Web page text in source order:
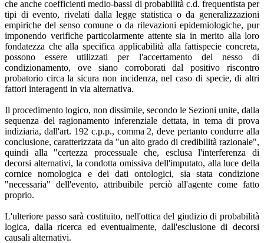
che anche coefficienti medio-bassi di probabilità c.d. frequentista per
tipi di evento, rivelati dalla legge statistica o da generalizzazioni
empiriche del senso comune o da rilevazioni epidemiologiche, pur
imponendo verifiche particolarmente attente sia in merito alla loro
fondatezza che alla specifica applicabilità alla fattispecie concreta,
possono essere utilizzati per l'accertamento del nesso di
condizionamento, ove siano corroborati dal positivo riscontro
probatorio circa la sicura non incidenza, nel caso di specie, di altri
fattori interagenti in via alternativa.
Il procedimento logico, non dissimile, secondo le Sezioni unite, dalla
sequenza del ragionamento inferenziale dettata, in tema di prova
indiziaria, dall'art. 192 c.p.p., comma 2, deve pertanto condurre alla
conclusione, caratterizzata da "un alto grado di credibilità razionale",
quindi alla "certezza processuale che, esclusa l'interferenza di
decorsi alternativi, la condotta omissiva dell'imputato, alla luce della
cornice nomologica e dei dati ontologici, sia stata condizione
"necessaria" dell'evento, attribuibile perciò all'agente come fatto
proprio.
L'ulteriore passo sarà costituito, nell'ottica del giudizio di probabilità
logica, dalla ricerca ed eventualmente, dall'esclusione di decorsi
causali alternativi.